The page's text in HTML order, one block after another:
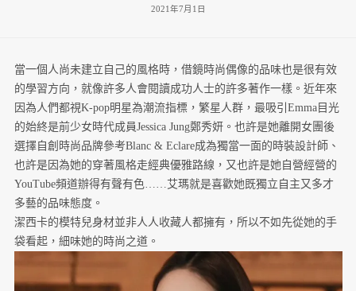
2021年7月1日
當一個人尚未建立自己的風格時，借鏡時尚偶像的品味也是很有效
的學習方向，就像許多人會閱讀成功人士的許多著作一樣。近年來
因為人們都視K-pop明星為潮流指標，繁星人群，最吸引Emma目光
的始終是前少女時代成員Jessica Jung鄭秀妍。也許是她離開女團後
選擇自創時尚品牌參考Blanc & Eclare成為獨當一面的時裝設計師、
也許是因為她的穿著風格走經典優雅路線，又也許是她自營經營的
YouTube頻道辦得有聲有色……艾瑪就是喜歡她既獨立自主又多才
多藝的品味態度。
潔西卡的模特兒身材並非人人收藏人都擁有，所以不如先從她的手
袋看起，細味她的時尚之道。